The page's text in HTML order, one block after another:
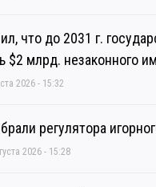
что до 2031 г.
$2 млрд. незаконного
2026 - 15:32
регулятора
2026 - 15:28